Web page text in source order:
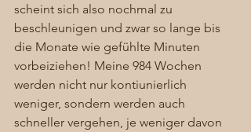
scheint sich also nochmal zu
beschleunigen und zwar so lange bis
die Monate wie gefühlte Minuten
vorbeiziehen! Meine 984 Wochen
werden nicht nur kontiunierlich
weniger, sondern werden auch
schneller vergehen, je weniger davon